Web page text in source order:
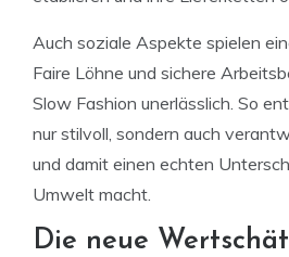
Auch soziale Aspekte spielen
Faire Löhne und sichere
Slow Fashion unerlässlich. So
nur stilvoll, sondern auch
und damit einen echten
Umwelt macht.
Die neue